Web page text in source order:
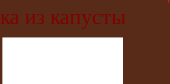
из капусты